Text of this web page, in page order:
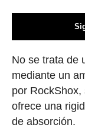
No se trata de
mediante un
por
ofrece una
de absorción.